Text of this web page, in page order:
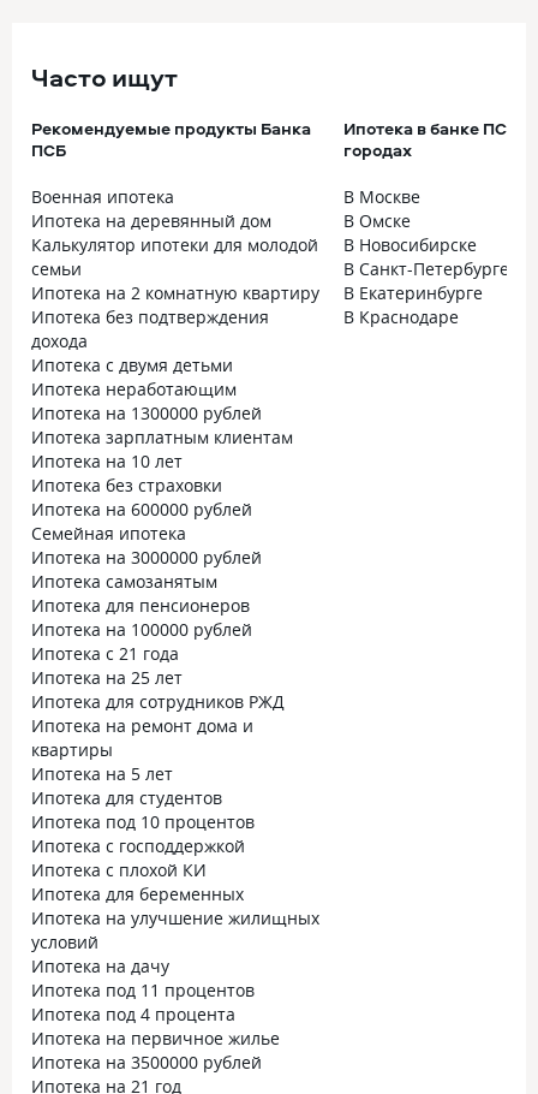
Часто ищут
Рекомендуемые продукты Банка
ПСБ
Военная ипотека
Ипотека на деревянный дом
Калькулятор ипотеки для молодой
семьи
Ипотека на 2 комнатную квартиру
Ипотека без подтверждения
дохода
Ипотека с двумя детьми
Ипотека неработающим
Ипотека на 1300000 рублей
Ипотека зарплатным клиентам
Ипотека на 10 лет
Ипотека без страховки
Ипотека на 600000 рублей
Семейная ипотека
Ипотека на 3000000 рублей
Ипотека самозанятым
Ипотека для пенсионеров
Ипотека на 100000 рублей
Ипотека с 21 года
Ипотека на 25 лет
Ипотека для сотрудников РЖД
Ипотека на ремонт дома и
квартиры
Ипотека на 5 лет
Ипотека для студентов
Ипотека под 10 процентов
Ипотека с господдержкой
Ипотека с плохой КИ
Ипотека для беременных
Ипотека на улучшение жилищных
условий
Ипотека на дачу
Ипотека под 11 процентов
Ипотека под 4 процента
Ипотека на первичное жилье
Ипотека на 3500000 рублей
Ипотека на 21 год
Ипотека в банке ПСБ
городах
В Москве
В Омске
В Новосибирске
В Санкт-Петербурге
В Екатеринбурге
В Краснодаре